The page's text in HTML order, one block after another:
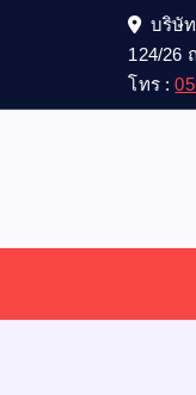
บริษั
124/26
โทร :